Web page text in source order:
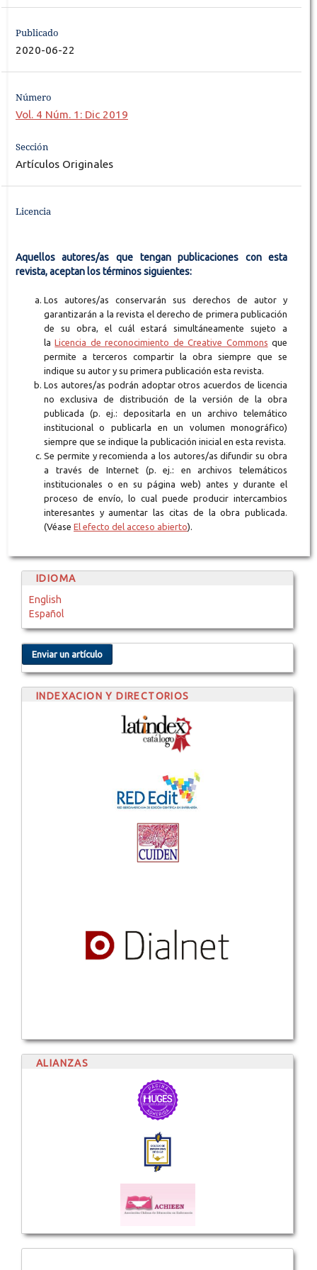
Publicado
2020-06-22
Número
Vol. 4 Núm. 1: Dic 2019
Sección
Artículos Originales
Licencia
Aquellos autores/as que tengan publicaciones con esta
revista, aceptan los términos siguientes:
Los autores/as conservarán sus derechos de autor y
garantizarán a la revista el derecho de primera publicación
de su obra, el cuál estará simultáneamente sujeto a
laLicencia de reconocimiento de Creative Commons que
permite a terceros compartir la obra siempre que se
indique su autor y su primera publicación esta revista.
Los autores/as podrán adoptar otros acuerdos de licencia
no exclusiva de distribución de la versión de la obra
publicada (p. ej.: depositarla en un archivo telemático
institucional o publicarla en un volumen monográfico)
siempre que se indique la publicación inicial en esta revista.
Se permite y recomienda a los autores/as difundir su obra
a través de Internet (p. ej.: en archivos telemáticos
institucionales o en su página web) antes y durante el
proceso de envío, lo cual puede producir intercambios
interesantes y aumentar las citas de la obra publicada.
(Véase El efecto del acceso abierto).
IDIOMA
English
Español
Enviar un artículo
INDEXACION Y DIRECTORIOS
ALIANZAS